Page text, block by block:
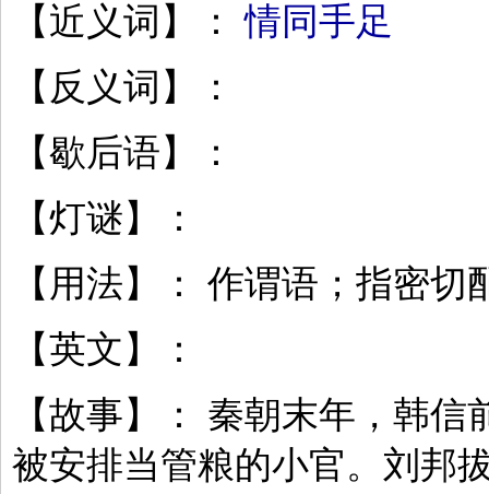
【近义词】：情同手足
【反义词】：
【歇后语】：
【灯谜】：
【用法】： 作谓语；指密切
【英文】：
【故事】： 秦朝末年，韩信
被安排当管粮的小官。刘邦